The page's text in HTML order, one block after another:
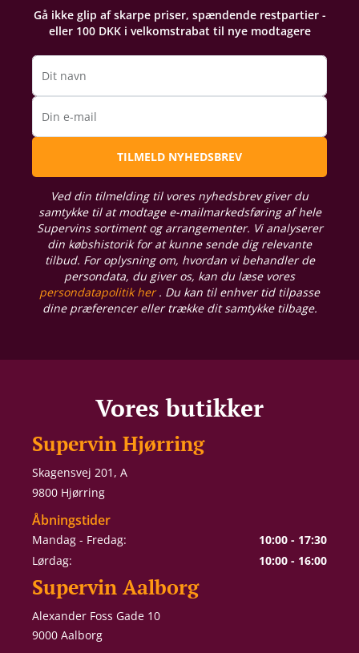
Gå ikke glip af skarpe priser, spændende restpartier -
eller 100 DKK i velkomstrabat til nye modtagere
Dit navn
Din e-mail
TILMELD NYHEDSBREV
Ved din tilmelding til vores nyhedsbrev giver du
samtykke til at modtage e-mailmarkedsføring af hele
Supervins sortiment og arrangementer. Vi analyserer
din købshistorik for at kunne sende dig relevante
tilbud. For oplysning om, hvordan vi behandler de
persondata, du giver os, kan du læse vores
persondatapolitik her. Du kan til enhver tid tilpasse
dine præferencer eller trække dit samtykke tilbage.
Vores butikker
Supervin Hjørring
Skagensvej 201, A
9800 Hjørring
Åbningstider
Mandag - Fredag:
10:00 - 17:30
Lørdag:
10:00 - 16:00
Supervin Aalborg
Alexander Foss Gade 10
9000 Aalborg